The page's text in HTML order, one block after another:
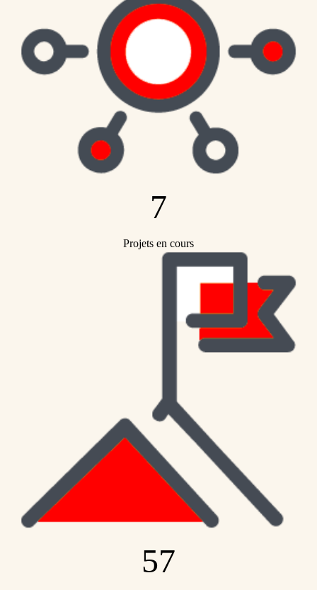
7
Projets en cours
57